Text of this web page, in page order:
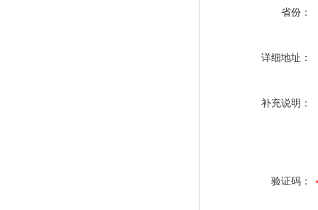
省份：
详细地址：
补充说明：
验证码：